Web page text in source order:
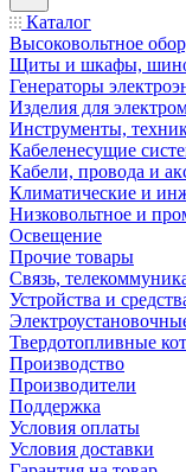
Каталог
Высоковольтное
Щиты и шкафы,
Генераторы
Изделия для
Инструменты,
Кабеленесущие
Кабели, провода и
Климатические и
Низковольтное и
Освещение
Прочие товары
Связь,
Устройства и
Твердотопливные
Производство
Производители
Поддержка
Условия оплаты
Условия доставки